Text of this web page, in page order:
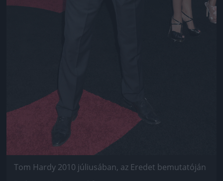
Tom Hardy 2010 júliusában, az Eredet bemutatóján